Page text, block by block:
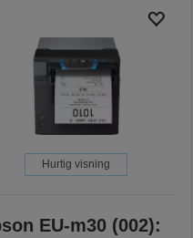
Hurtig visning
EU-m30 (002):